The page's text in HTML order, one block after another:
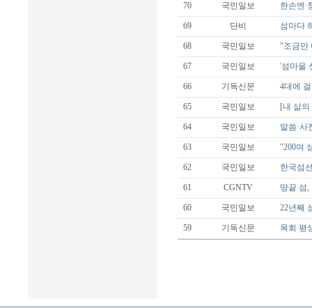
70 국민일보 한손엔
69 단비 섬마다
68 국민일보 "조금만
67 국민일보 '섬마을
66 기독신문 4대에
65 국민일보 [내 삶
64 국민일보 말씀·
63 국민일보 "200여
62 국민일보 한국섬
61 CGNTV 땅끝 섬,
60 국민일보 22년째
59 기독신문 목회 평